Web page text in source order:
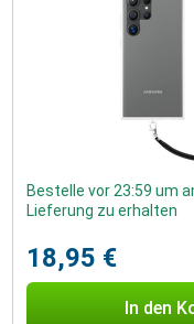
Bestelle vor 23:59 um
Lieferung zu erhalten
18,95 €
In den